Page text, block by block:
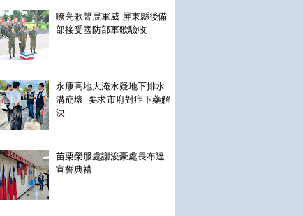
嘹亮歌聲展軍威 屏東縣後備
部接受國防部軍歌驗收
永康高地大淹水疑地下排水
溝崩壞 要求市府對症下藥解
決
苗栗榮服處謝浚豪處長布達
宣誓典禮